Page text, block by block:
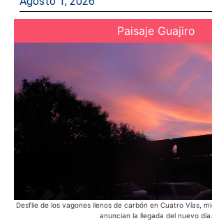
Paisaje Guajiro
Desfile de los vagones llenos de carbón en Cuatro Vías,
anuncian la llegada del nuevo día.